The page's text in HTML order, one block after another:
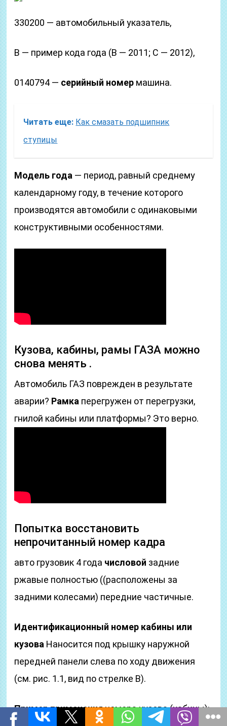
330200 — автомобильный указатель,
B — пример кода года (B — 2011; C — 2012),
0140794 — серийный номер машина.
Читать еще: Как смазать подшипник
ступицы
Модель года — период, равный среднему
календарному году, в течение которого
производятся автомобили с одинаковыми
конструктивными особенностями.
Кузова, кабины, рамы ГАЗА можно
снова менять .
Автомобиль ГАЗ поврежден в результате
аварии? Рамка перегружен от перегрузки,
гнилой кабины или платформы? Это верно.
Попытка восстановить
непрочитанный номер кадра
авто грузовик 4 года числовой задние
ржавые полностью ((расположены за
задними колесами) передние частичные.
Идентификационный номер кабины или
кузова Наносится под крышку наружной
передней панели слева по ходу движения
(см. рис. 1.1, вид по стрелке B).
Пример примененияномера кузова (кабины):